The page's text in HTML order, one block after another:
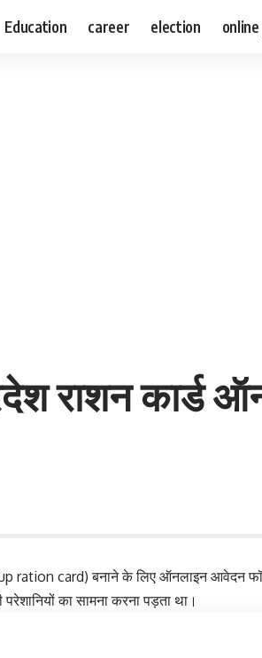
Education career election
राशन कार्ड
ration card) बनाने के लिए ऑनलाइन आवेदन
का सामना करना पड़ता था।